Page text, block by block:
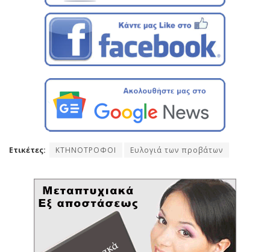
Ετικέτες: ΚΤΗΝΟΤΡΟΦΟΙ Ευλογιά των προβάτων